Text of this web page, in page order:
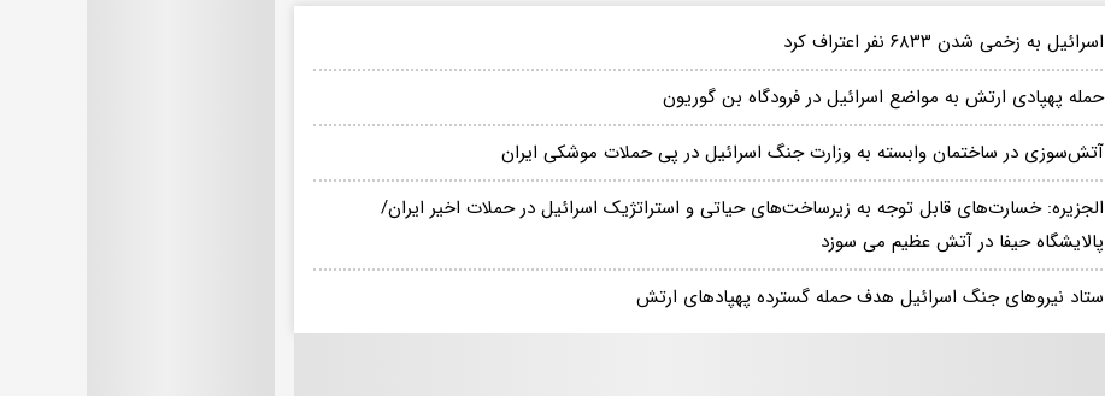
اسرائیل به زخمی شدن ۶۸۳۳ نفر اعتراف کرد
حمله پهپادی ارتش به مواضع اسرائیل در فرودگاه بن گوریون
آتش‌سوزی در ساختمان وابسته به وزارت جنگ اسرائیل در پی حملات موشکی ایران
الجزیره: خسارت‌های قابل توجه به زیرساخت‌های حیاتی و استراتژیک اسرائیل در حملات اخیر ایران/
پالایشگاه حیفا در آتش عظیم می سوزد
ستاد نیروهای جنگ اسرائیل هدف حمله گسترده پهپادهای ارتش